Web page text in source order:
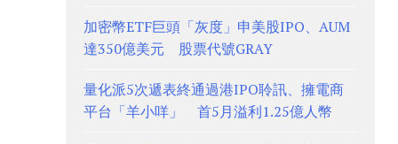
加密幣ETF巨頭「灰度」申美股IPO、AUM
達350億美元 股票代號GRAY
量化派5次遞表終通過港IPO聆訊、擁電商
平台「羊小咩」 首5月溢利1.25億人幣